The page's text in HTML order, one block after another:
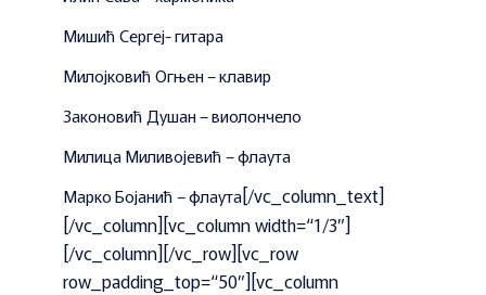
Мишић Сергеј- гитара
Милојковић Огњен – клавир
Законовић Душан – виолончело
Милица Миливојевић – флаута
Марко Бојанић – флаута[/vc_column_text]
[/vc_column][vc_column width=“1/3″]
[/vc_column][/vc_row][vc_row
row_padding_top=“50″][vc_column